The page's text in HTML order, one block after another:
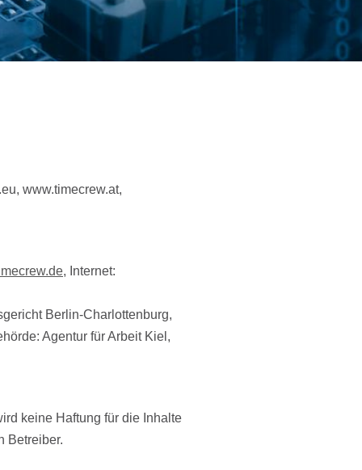
www.timecrew.at,
, Internet:
Berlin-Charlottenburg,
Agentur für Arbeit Kiel,
keine Haftung für die Inhalte
Betreiber.